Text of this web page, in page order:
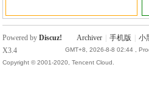
Archiver 手机版 小
GMT+8, 2026-8-8 02:44,
Powered byDiscuz!
X3.4
Copyright © 2001-2020, Tencent Cloud.